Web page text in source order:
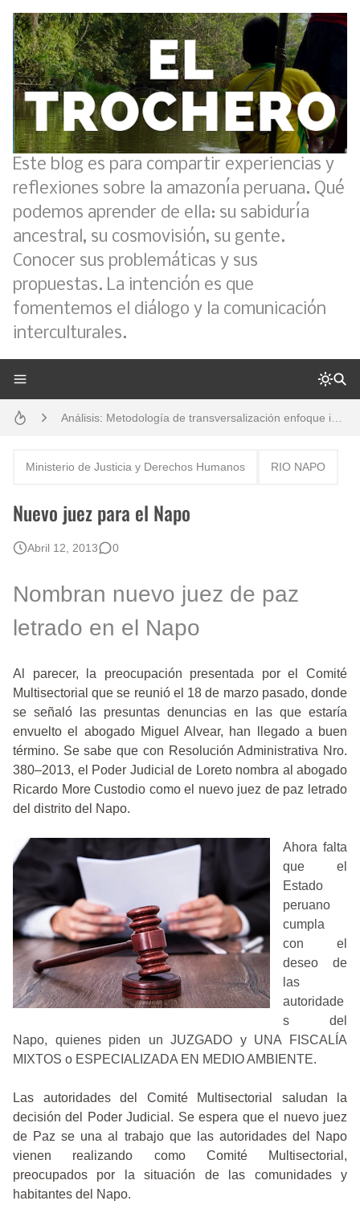
Este blog es para compartir experiencias y
reflexiones sobre la amazonía peruana. Qué
podemos aprender de ella: su sabiduría
ancestral, su cosmovisión, su gente.
Conocer sus problemáticas y sus
propuestas. La intención es que
fomentemos el diálogo y la comunicación
interculturales.
Análisis: Metodología de transversalización enfoque intercultural
Boletín BOLPER - Nro. 10 - del 31 de marzo de 2023
Boletín BOLPER - Nro. 12 - del 30 de mayo de 2023
Ministerio de Justicia y Derechos Humanos RIO NAPO
Nuevo juez para el Napo
Abril 12, 2013 0
Nombran nuevo juez de paz
letrado en el Napo
Al parecer, la preocupación presentada por el Comité
Multisectorial que se reunió el 18 de marzo pasado, donde
se señaló las presuntas denuncias en las que estaría
envuelto el abogado Miguel Alvear, han llegado a buen
término. Se sabe que con Resolución Administrativa Nro.
380–2013, el Poder Judicial de Loreto nombra al abogado
Ricardo More Custodio como el nuevo juez de paz letrado
del distrito del Napo.
Ahora falta
que el
Estado
peruano
cumpla
con el
deseo de
las
autoridade
s del
Napo, quienes piden un JUZGADO y UNA FISCALÍA
MIXTOS o ESPECIALIZADA EN MEDIO AMBIENTE.
Las autoridades del Comité Multisectorial saludan la
decisión del Poder Judicial. Se espera que el nuevo juez
de Paz se una al trabajo que las autoridades del Napo
vienen realizando como Comité Multisectorial,
preocupados por la situación de las comunidades y
habitantes del Napo.